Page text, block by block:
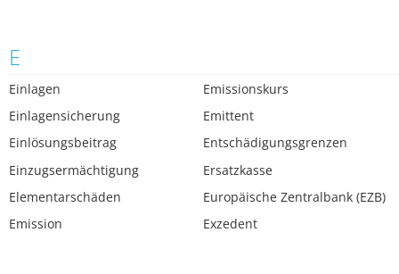
E
Einlagen
Einlagensicherung
Einlösungsbeitrag
Einzugsermächtigung
Elementarschäden
Emission
Emissionskurs
Emittent
Entschädigungsgrenzen
Ersatzkasse
Europäische Zentralbank (EZB)
Exzedent